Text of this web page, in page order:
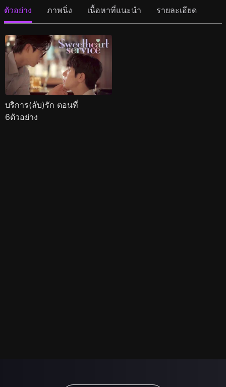
ตัวอย่าง ภาพนิ่ง เนื้อหาที่แนะนำ รายละเอียด
บริการ(ลับ)รัก ตอนที่
6ตัวอย่าง